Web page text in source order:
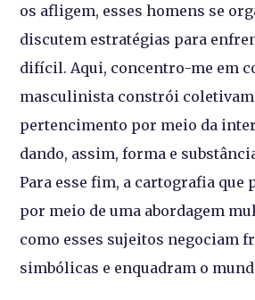
os afligem, esses homens se
discutem estratégias para
difícil. Aqui, concentro-me em
masculinista constrói
pertencimento por meio da
dando, assim, forma e
Para esse fim, a cartografia que
por meio de uma abordagem
como esses sujeitos negociam
simbólicas e enquadram o